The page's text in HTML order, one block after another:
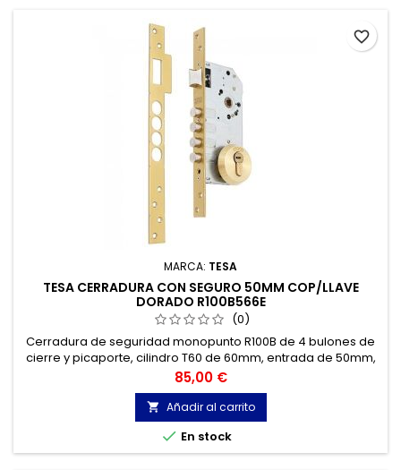
MARCA: TESA
TESA CERRADURA CON SEGURO 50MM COP/LLAVE
DORADO R100B566E
(0)
Cerradura de seguridad monopunto R100B de 4 bulones de
cierre y picaporte, cilindro T60 de 60mm, entrada de 50mm,
escudo E300L, acabado acero esmaltado.
Precio
85,00 €
 Añadir al carrito
 En stock
favorite_border